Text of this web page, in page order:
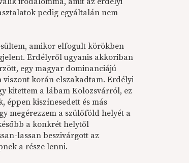
pedig egyáltalán nem
amikor elfogult körökben
Erdélyről ugyanis akkoriban
egy magyar dominanciájú
viszont korán elszakadtam. Erdélyi
kitettem a lábam Kolozsvárról, ez
éppen kiszínesedett és más
megérezzem a szülőföld helyét a
a konkrét helytől
lassan beszivárgott az
a része lenni.